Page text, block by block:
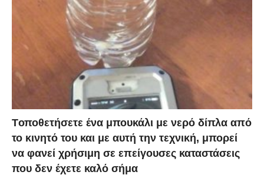
Tοποθετήσετε ένα μπουκάλι με νερό δίπλα από
το κινητό του και με αυτή την τεχνική, μπορεί
να φανεί χρήσιμη σε επείγουσες καταστάσεις
που δεν έχετε καλό σήμα